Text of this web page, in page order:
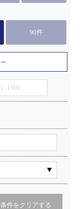
90件
条件をクリアする